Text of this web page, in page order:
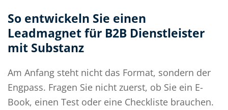
So entwickeln Sie einen
Leadmagnet für B2B Dienstleister
mit Substanz
Am Anfang steht nicht das Format, sondern der
Engpass. Fragen Sie nicht zuerst, ob Sie ein E-
Book, einen Test oder eine Checkliste brauchen.